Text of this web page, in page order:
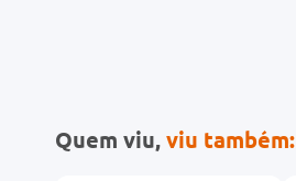
Quem viu,viu também: